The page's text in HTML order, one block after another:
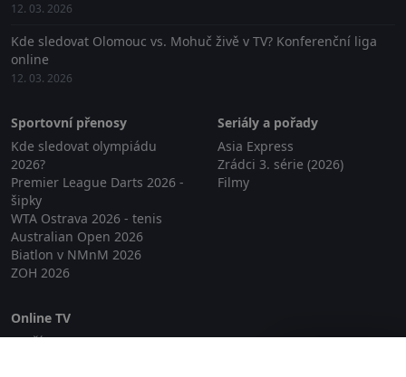
12. 03. 2026
Kde sledovat Olomouc vs. Mohuč živě v TV? Konferenční liga
online
12. 03. 2026
Sportovní přenosy
Kde sledovat olympiádu
2026?
Premier League Darts 2026 -
šipky
WTA Ostrava 2026 - tenis
Australian Open 2026
Biatlon v NMnM 2026
ZOH 2026
Seriály a pořady
Asia Express
Zrádci 3. série (2026)
Filmy
Online TV
Lepší.TV